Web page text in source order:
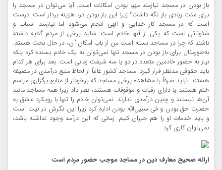
باز بودن در مسجد نیازمند مهیا بودن امکانات است. آیا می‌توان در مسجد را
برای مدت زیادی باز نگه داشت؟ زیرا این باز بودن در، هزینه بردار است. درست
است که در مسجد کار خدایی و الهی انجام می‌شود اما نیازمند اسباب و
شئوناتی است که یکی از آنها خادم است. شاید برخی از مردم گلایه داشته
باشند که چرا در مساجد بسته است من از باب امکان آن، در حال بحث هستم.
به‌طورمثال برای باز بودن در مسجد تنها نمی‌توان به یک خادم بسنده کرد بلکه
نیاز به حضور خادمین متعدد در دو یا سه شیفت زمانی است. بعد برای هر کدام
باید حقوقی مدنظر قرار گیرد. مساجد کشور غالباً از لحاظ منبع درآمدی در مضیقه
هستند. نباید صرفاً با مشاهده برخی مساجد که برخودار از منابع برگزاری مراسم
ختم هستند یا دارای رقبات و موقوفات هستند، نظر داد زیرا همه مساجد مانند
آن‌ها نیستند و چنین درآمدی ندارند. نمی‌توان خادم را تنها با رویکرد عاشق به
حضرت حق بودن و فی سبیل‌الله بودن اداره کرد زیرا این نگرش در نیت است
و باید خدمات او را هم جبران کنیم. زمانی که این درآمد وجود نداشته باشد،
نمی‌توان کاری کرد.
ارائه صحیح معارف دین در مساجد موجب حضور مردم است